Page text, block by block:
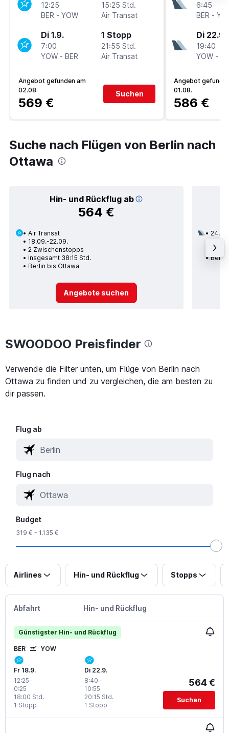
12:25
BER - YOW
15:25 Std.
Air Transat
Di 1.9.
7:00
YOW - BER
1 Stopp
21:55 Std.
Air Transat
Angebot gefunden am
02.08.
569 €
Suchen
6:45
BER -
Di 22.9.
19:40
YOW -
Angebot
01.08.
586 €
Suche nach Flügen von Berlin nach
Ottawa
Hin- und Rückflug ab
564 €
Air Transat
18.09.-22.09.
2 Zwischenstopps
Insgesamt 38:15 Std.
Berlin bis Ottawa
Angebote suchen
24.09.
SWOODOO Preisfinder
Verwende die Filter unten, um Flüge von Berlin nach
Ottawa zu finden und zu vergleichen, die am besten zu
dir passen.
Flug ab
Flug nach
Budget
319 € - 1.135 €
Airlines Hin- und Rückflug Stopps
Abfahrt Hin- und Rückflug
Günstigster Hin- und Rückflug
BER YOW
Fr 18.9.
12:25 -
0:25
1 Stopp
18:00 Std.
Di 22.9.
8:40 -
10:55
1 Stopp
20:15 Std.
564 €
Suchen